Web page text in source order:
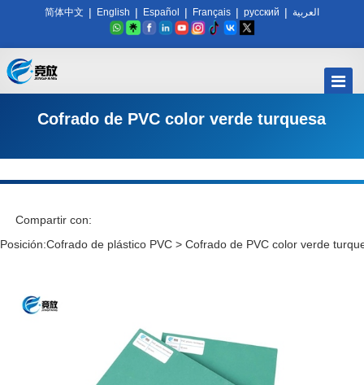
简体中文 | English | Español | Français | русский | العربية
Cofrado de PVC color verde turquesa
Compartir con:
Posición:Cofrado de plástico PVC > Cofrado de PVC color verde